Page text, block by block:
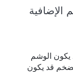
الإضافية
يكون الوشم
قد يكون